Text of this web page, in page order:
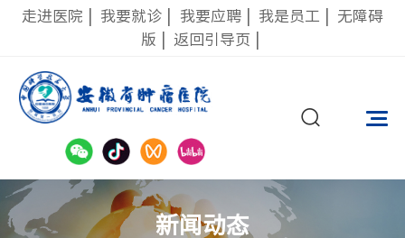
走进医院 我要就诊 我要应聘 我是员工
无障碍
版
返回引导页
新闻动态